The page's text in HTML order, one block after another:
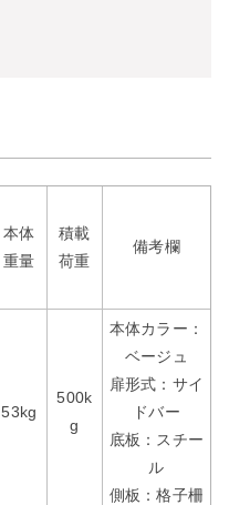
本体
重量
積載
荷重
備考欄
53kg
500k
g
本体カラー：
ベージュ
扉形式：サイ
ドバー
底板：スチー
ル
側板：格子柵